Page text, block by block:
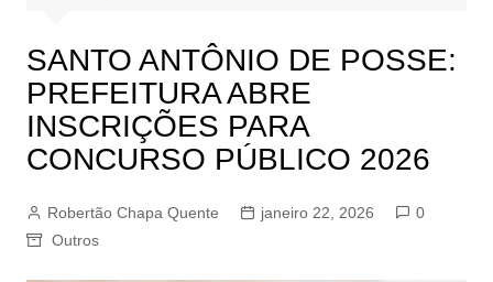
SANTO ANTÔNIO DE POSSE:
PREFEITURA ABRE
INSCRIÇÕES PARA
CONCURSO PÚBLICO 2026
Robertão Chapa Quente janeiro 22, 2026
0
Outros